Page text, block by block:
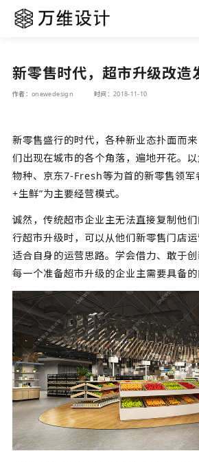
新零售时代，超市升级改造
作者：onewedesign 时间：2018-11-10
新零售盛行的时代，各种新业态扑面而
们出现在城市的各个角落，遍地开花。
物种、京东7-Fresh等为首的新零售领军
+生鲜”为主要经营模式。
诚然，传统超市企业主无法直接复制他
行超市升级时，可以从他们新零售门店
适合自身的运营思路。学会借力、敢于
每一个准备超市升级的企业主需要具备的